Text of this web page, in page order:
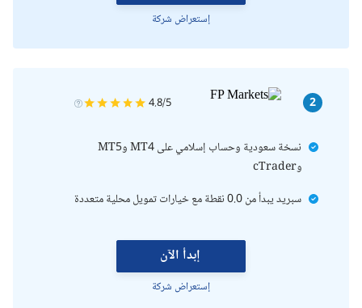
إستعراض شركة
إبدأ الآن
إستعراض شركة
2
4.8/5
نسخة سعودية وحساب إسلامي على MT4 وMT5
وcTrader
سبريد يبدأ من 0.0 نقطة مع خيارات تمويل محلية متعددة